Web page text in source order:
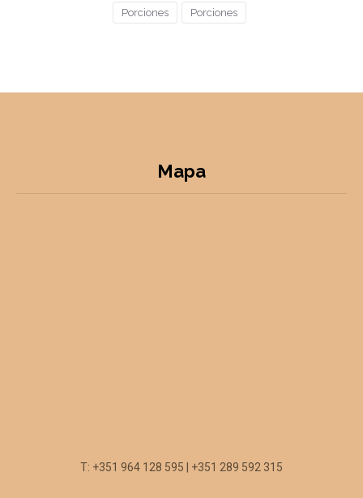
Porciones Porciones
Mapa
T: +351 964 128 595 | +351 289 592 315